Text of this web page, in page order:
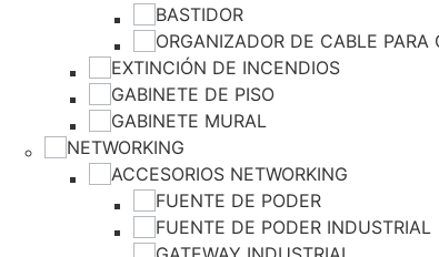
BASTIDOR
ORGANIZADOR DE CABLE PARA
EXTINCIÓN DE INCENDIOS
GABINETE DE PISO
GABINETE MURAL
NETWORKING
ACCESORIOS NETWORKING
FUENTE DE PODER
FUENTE DE PODER INDUSTRIAL